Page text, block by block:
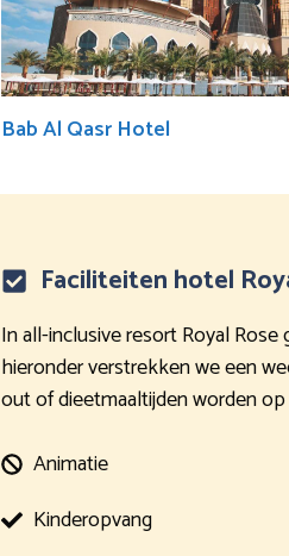
Bab Al Qasr Hotel
Faciliteiten hotel
In all-inclusive resort Royal
hieronder verstrekken we een
out of dieetmaaltijden worden
Animatie
Kinderopvang